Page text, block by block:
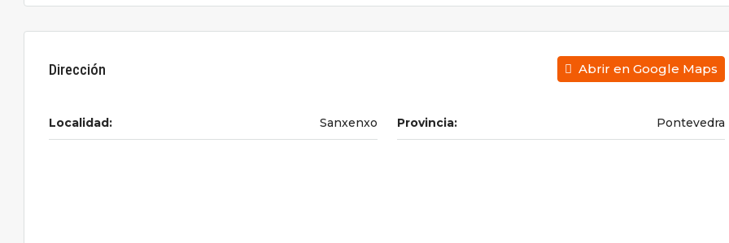
Dirección Abrir en Google Maps
Localidad: Sanxenxo Provincia: Pontevedra